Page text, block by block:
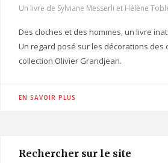
Un livre de Sylviane Messerli et Hélène
Des cloches et des hommes, un livre
Un regard posé sur les décorations des
collection Olivier Grandjean.
EN SAVOIR PLUS
Rechercher sur le site